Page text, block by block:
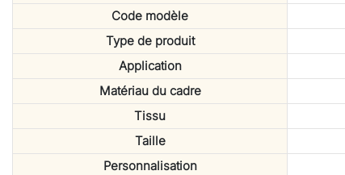
Code modèle
Type de produit
Application
Matériau du cadre
Tissu
Taille
Personnalisation